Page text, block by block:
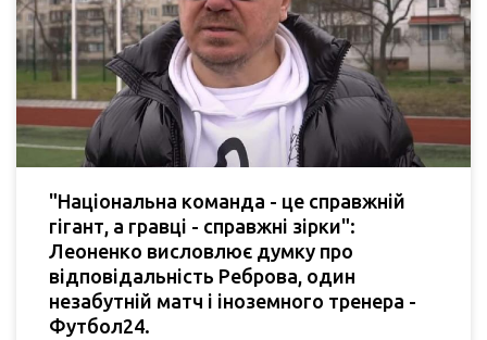
"Національна команда - це справжній
гігант, а гравці - справжні зірки":
Леоненко висловлює думку про
відповідальність Реброва, один
незабутній матч і іноземного тренера -
Футбол24.